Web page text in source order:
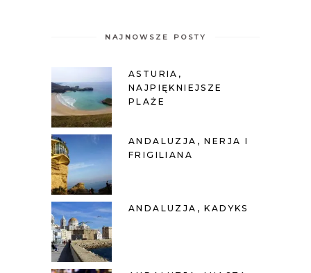
NAJNOWSZE POSTY
ASTURIA,
NAJPIĘKNIEJSZE
PLAŻE
ANDALUZJA, NERJA I
FRIGILIANA
ANDALUZJA, KADYKS